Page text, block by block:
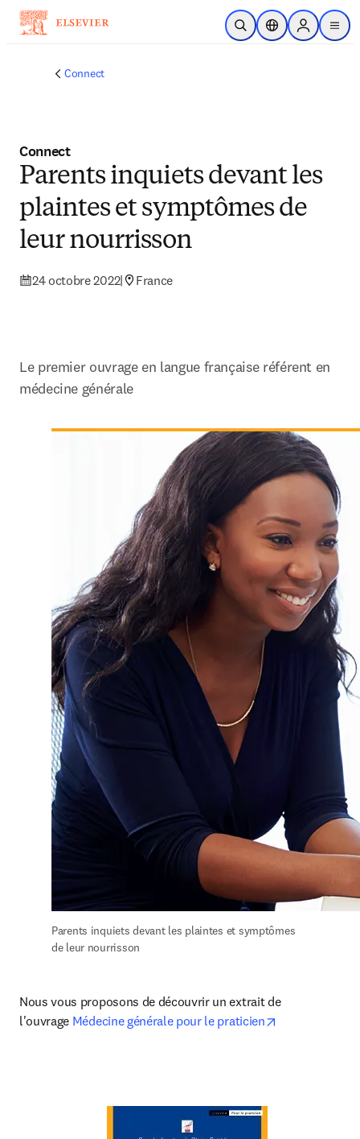
Passer au contenu principal
Ouvrir la recherche
Sélecteur de
Sign in to
menu
Connect
Connect
Parents inquiets devant les
plaintes et symptômes de
leur nourrisson
24 octobre 2022| France
Le premier ouvrage en langue française référent en
médecine générale
Parents inquiets devant les plaintes et symptômes
de leur nourrisson
Nous vous proposons de découvrir un extrait de
l'ouvrage Médecine générale pour le praticien